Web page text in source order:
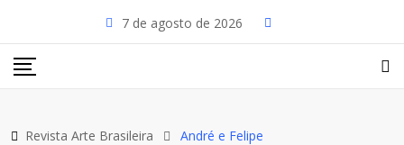
content
7 de agosto de 2026
Revista Arte Brasileira André e Felipe